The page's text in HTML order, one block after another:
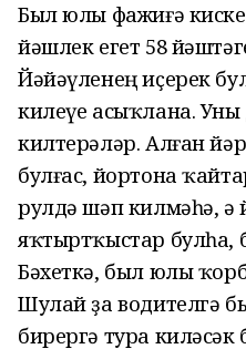
Был юлы фажиғә киске
йәшлек егет 58
Йәйәүленең иҫерек
килеүе асыҡлана. Уны
килтерәләр. Алған
булғас, йортона
рулдә шәп килмәһә, ә
яҡтыртҡыстар булһа,
Бәхеткә, был юлы
Шулай ҙа водителгә
бирергә тура киләсәк